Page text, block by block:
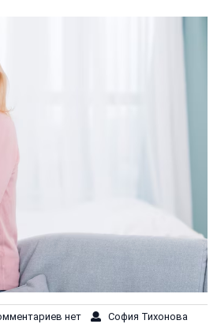
нет София Тихонова